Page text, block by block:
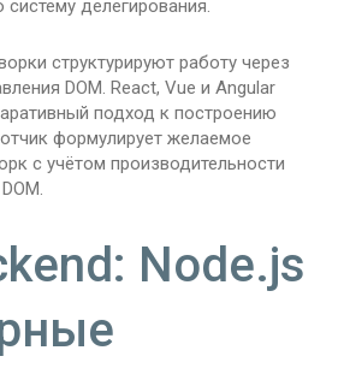
делегирования.
структурируют работу через
DOM. React, Vue и Angular
подход к построению
формулирует желаемое
с учётом производительности
Node.js